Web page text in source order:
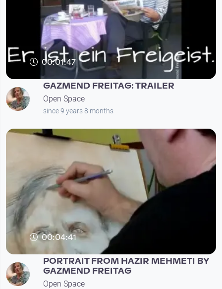
00:01:47
GAZMEND FREITAG: TRAILER
Open Space
since 9 years 8 months
00:04:41
PORTRAIT FROM HAZIR MEHMETI BY
GAZMEND FREITAG
Open Space